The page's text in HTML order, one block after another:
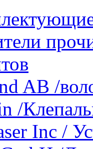
AB /
/
Inc /